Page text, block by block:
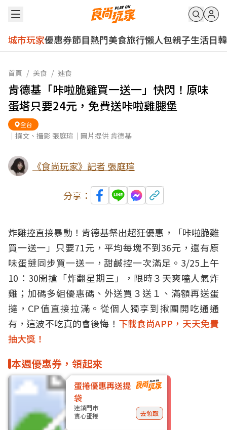
城市玩家優惠券節目熱門美食旅行懶人包親子生活日韓
首頁 / 美食 / 速食
肯德基「咔啦脆雞買一送一」快閃！原味
蛋塔只要24元，免費送咔啦雞腿堡
全台
｜撰文、攝影 張庭瑄｜圖片提供 肯德基
《食尚玩家》記者 張庭瑄
分享：
炸雞控直接暴動！肯德基祭出超狂優惠，「咔啦脆雞
買一送一」只要71元，平均每塊不到36元，還有原
味蛋撻同步買一送一，甜鹹控一次滿足。3/25上午
10：30開搶「炸翻星期三」，限時３天爽嗑人氣炸
雞；加碼多組優惠碼、外送買３送１、滿額再送蛋
撻，CP值直接拉滿。從個人獨享到揪團開吃通通
有，這波不吃真的會後悔！ 下載食尚APP，天天免費
抽大獎！
本週優惠券，領起來
蛋捲優惠再送提
袋
連鎖門市
實心蛋捲
去領取